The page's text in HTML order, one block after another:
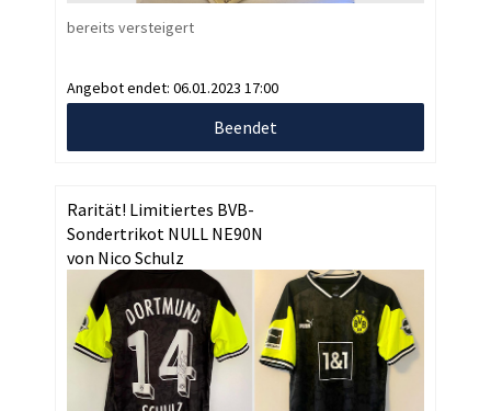
bereits versteigert
Angebot endet: 06.01.2023 17:00
Beendet
Rarität! Limitiertes BVB-
Sondertrikot NULL NE90N
von Nico Schulz